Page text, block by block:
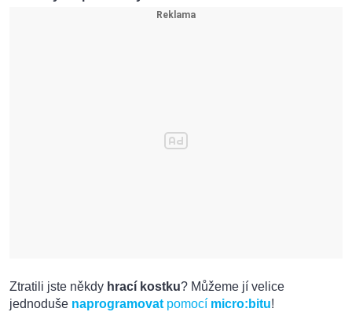
Ztratili jste někdy hrací kostku? Můžeme jí velice
jednoduše naprogramovat pomocí micro:bitu!